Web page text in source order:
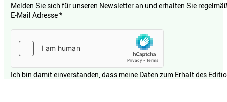
Melden Sie sich für unseren Newsletter an und erhalten Sie
E-Mail Adresse*
Ich bin damit einverstanden, dass meine Daten zum Erhalt des